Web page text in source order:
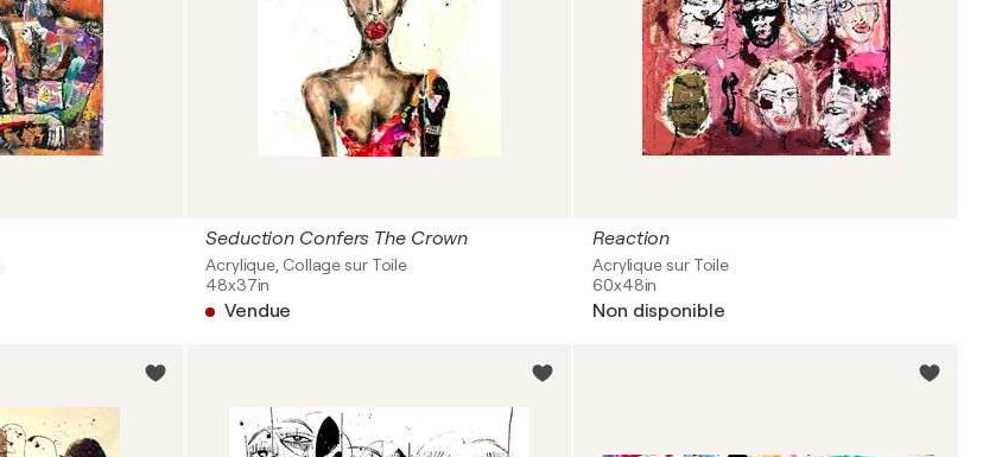
Seduction Confers The Crown
Acrylique, Collage sur Toile
48x37in
Vendue
Reaction
Acrylique sur Toile
60x48in
Non disponible